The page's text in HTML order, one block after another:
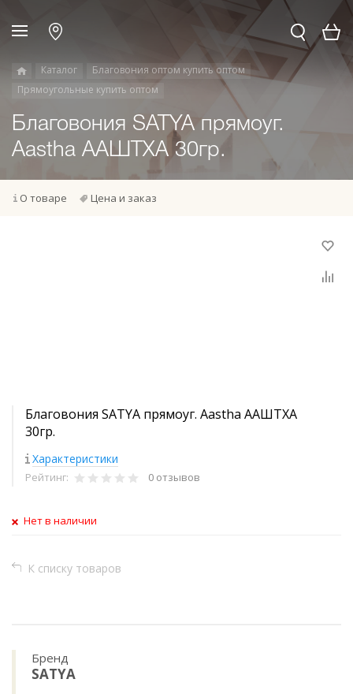
Каталог
Благовония оптом купить оптом
Прямоугольные купить оптом
Благовония SATYA прямоуг.
Aastha ААШТХА 30гр.
О товаре Цена и заказ
Благовония SATYA прямоуг. Aastha ААШТХА
30гр.
Характеристики
Рейтинг: 0 отзывов
Нет в наличии
К списку товаров
Бренд
SATYA